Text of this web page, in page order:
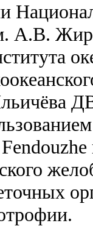
А.В.